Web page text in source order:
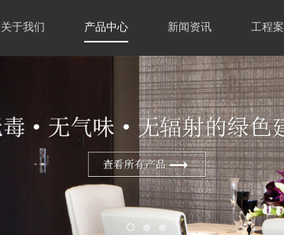
关于我们 产品中心 新闻资讯 工程